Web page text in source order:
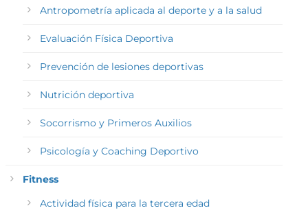
Antropometría aplicada al deporte y a la salud
Evaluación Física Deportiva
Prevención de lesiones deportivas
Nutrición deportiva
Socorrismo y Primeros Auxilios
Psicología y Coaching Deportivo
Fitness
Actividad física para la tercera edad